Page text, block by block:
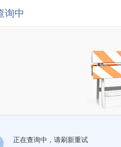
询中
正在查询中，请刷新重试